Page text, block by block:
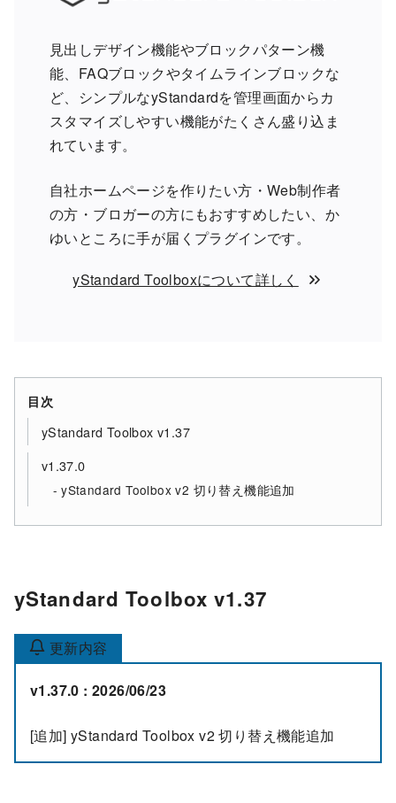
見出しデザイン機能やブロックパターン機
能、FAQブロックやタイムラインブロックな
ど、シンプルなyStandardを管理画面からカ
スタマイズしやすい機能がたくさん盛り込ま
れています。
自社ホームページを作りたい方・Web制作者
の方・ブロガーの方にもおすすめしたい、か
ゆいところに手が届くプラグインです。
yStandard Toolboxについて詳しく
目次
yStandard Toolbox v1.37
v1.37.0
yStandard Toolbox v2 切り替え機能追加
yStandard Toolbox v1.37
更新内容
v1.37.0 : 2026/06/23
[追加] yStandard Toolbox v2 切り替え機能追加